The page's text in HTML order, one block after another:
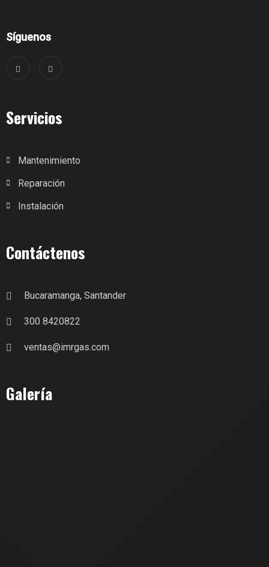
Síguenos
Servicios
Mantenimiento
Reparación
Instalación
Contáctenos
Bucaramanga, Santander
300 8420822
ventas@imrgas.com
Galería